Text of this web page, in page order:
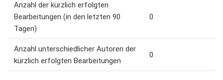
Anzahl der kürzlich erfolgten
Bearbeitungen (in den letzten 90
Tagen)
0
Anzahl unterschiedlicher Autoren der
kürzlich erfolgten Bearbeitungen
0